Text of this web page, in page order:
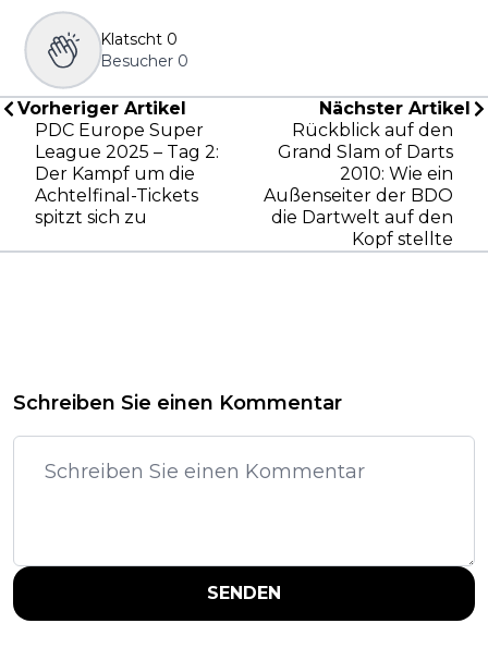
Klatscht 0
Besucher 0
Vorheriger Artikel
PDC Europe Super
League 2025 – Tag 2:
Der Kampf um die
Achtelfinal-Tickets
spitzt sich zu
Nächster Artikel
Rückblick auf den
Grand Slam of Darts
2010: Wie ein
Außenseiter der BDO
die Dartwelt auf den
Kopf stellte
Schreiben Sie einen Kommentar
SENDEN